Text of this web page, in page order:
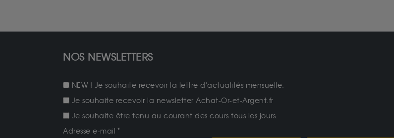
NOS NEWSLETTERS
NEW ! Je souhaite recevoir la lettre d'actualités mensuelle.
Je souhaite recevoir la newsletter Achat-Or-et-Argent.fr
Je souhaite être tenu au courant des cours tous les jours.
Adresse e-mail